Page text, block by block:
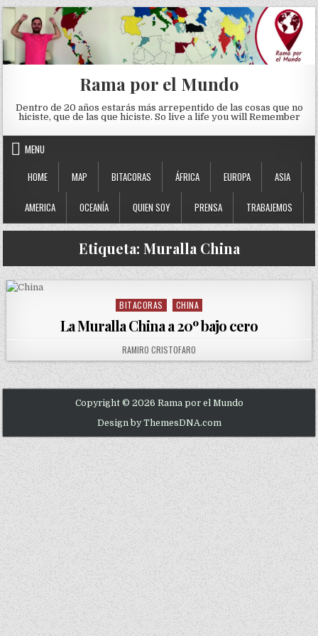
Skip to content
Rama por el Mundo
Dentro de 20 años estarás más arrepentido de las cosas que no
hiciste, que de las que hiciste. So live a life you will Remember
MENU
HOME
MAP BITACORAS ÁFRICA EUROPA ASIA
AMERICA OCEANÍA QUIEN SOY PRENSA TRABAJEMOS
Etiqueta: Muralla China
Posted in
BITACORAS CHINA
La Muralla China a 20º bajo cero
AUTHOR:
RAMIRO CRISTOFARO
Copyright © 2026 Rama por el Mundo
Design by ThemesDNA.com